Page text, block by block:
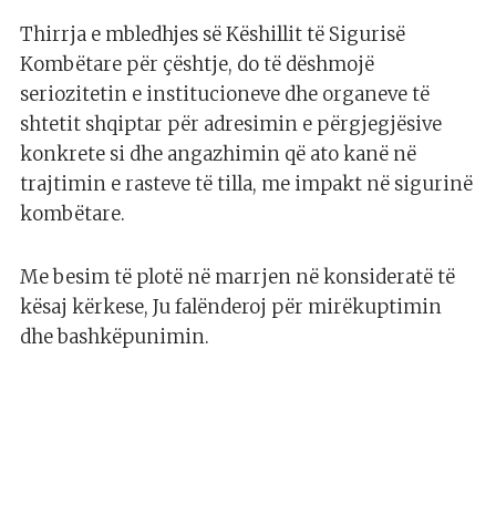
Thirrja e mbledhjes së Këshillit të Sigurisë
Kombëtare për çështje, do të dëshmojë
seriozitetin e institucioneve dhe organeve të
shtetit shqiptar për adresimin e përgjegjësive
konkrete si dhe angazhimin që ato kanë në
trajtimin e rasteve të tilla, me impakt në sigurinë
kombëtare.
Me besim të plotë në marrjen në konsideratë të
kësaj kërkese, Ju falënderoj për mirëkuptimin
dhe bashkëpunimin.